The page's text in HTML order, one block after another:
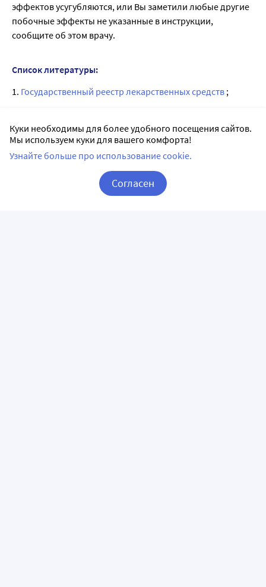
эффектов усугубляются, или Вы заметили любые другие
побочные эффекты не указанные в инструкции,
сообщите об этом врачу.
Список литературы:
1. Государственный реестр лекарственных средств ;
(ATX);
3. Официальная инструкция от производителя.
Аналоги Фарматекс в Санкт-Петербурге
Куки необходимы для более удобного посещения сайтов.
Мы используем куки для вашего комфорта!
Узнайте больше про использование cookie.
Согласен